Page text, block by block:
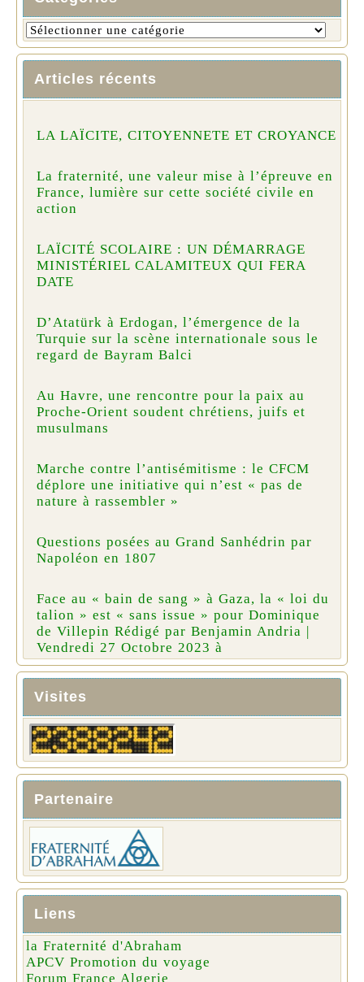
Articles récents
LA LAÏCITE, CITOYENNETE ET CROYANCE
La fraternité, une valeur mise à l’épreuve en
France, lumière sur cette société civile en
action
LAÏCITÉ SCOLAIRE : UN DÉMARRAGE
MINISTÉRIEL CALAMITEUX QUI FERA
DATE
D’Atatürk à Erdogan, l’émergence de la
Turquie sur la scène internationale sous le
regard de Bayram Balci
Au Havre, une rencontre pour la paix au
Proche-Orient soudent chrétiens, juifs et
musulmans
Marche contre l’antisémitisme : le CFCM
déplore une initiative qui n’est « pas de
nature à rassembler »
Questions posées au Grand Sanhédrin par
Napoléon en 1807
Face au « bain de sang » à Gaza, la « loi du
talion » est « sans issue » pour Dominique
de Villepin Rédigé par Benjamin Andria |
Vendredi 27 Octobre 2023 à
Visites
Partenaire
Liens
la Fraternité d'Abraham
APCV Promotion du voyage
Forum France Algerie